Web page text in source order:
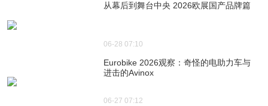
从幕后到舞台中央 2026欧展国产品牌篇
06-28 07:10
Eurobike 2026观察：奇怪的电助力车与
进击的Avinox
06-27 07:12